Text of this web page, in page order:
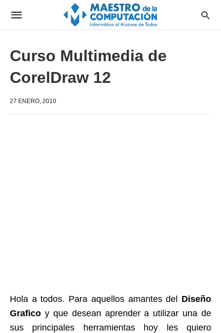
Curso Multimedia de
CorelDraw 12
27 ENERO, 2010
Hola a todos. Para aquellos amantes del Diseño
Grafico y que desean aprender a utilizar una de
sus principales herramientas hoy les quiero